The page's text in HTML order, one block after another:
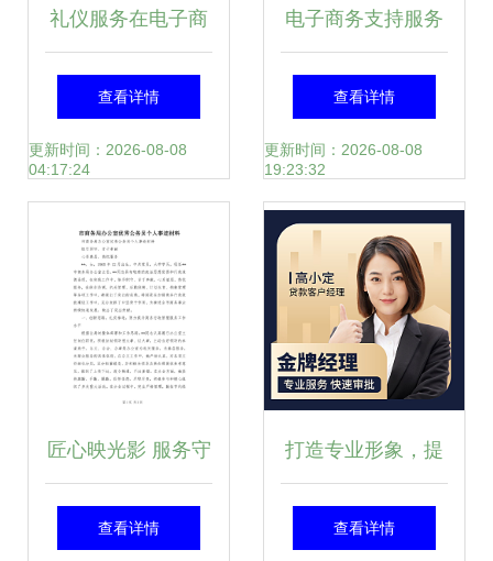
礼仪服务在电子商
务中的可视化表达
圆形图标设计背后
查看详情
更新时间：2026-08-08
04:17:24
电子商务支持服务
新形象 融合矢量图
标、女性操作员与
在线摄影扩印技术
查看详情
更新时间：2026-08-08
19:23:32
匠心映光影 服务守
初心——记XX市商
查看详情
打造专业形象，提
升商务价值——个
查看详情